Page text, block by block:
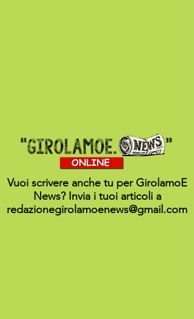
Vuoi scrivere anche tu per GirolamoE
News? Invia i tuoi articoli a
redazionegirolamoenews@gmail.com